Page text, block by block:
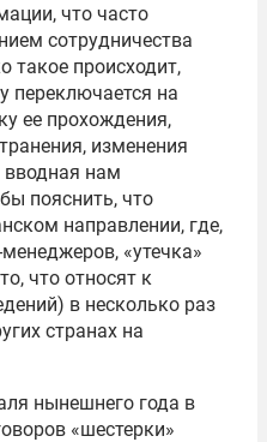
что часто
сотрудничества
такое происходит,
переключается на
ее прохождения,
изменения
вводная нам
пояснить, что
направлении, где,
«утечка»
что относят к
в несколько раз
странах на
нынешнего года в
«шестерки»